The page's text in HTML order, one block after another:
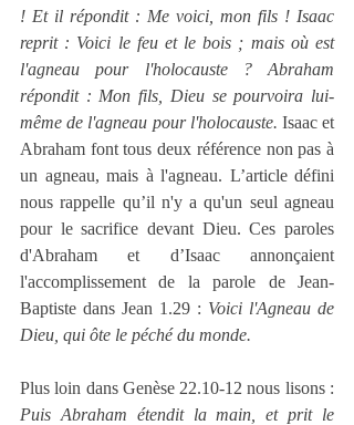
! Et il répondit : Me voici, mon fils ! Isaac
reprit : Voici le feu et le bois ; mais où est
l'agneau pour l'holocauste ? Abraham
répondit : Mon fils, Dieu se pourvoira lui-
même de l'agneau pour l'holocauste. Isaac et
Abraham font tous deux référence non pas à
un agneau, mais à l'agneau. L’article défini
nous rappelle qu’il n'y a qu'un seul agneau
pour le sacrifice devant Dieu. Ces paroles
d'Abraham et d’Isaac annonçaient
l'accomplissement de la parole de Jean-
Baptiste dans Jean 1.29 : Voici l'Agneau de
Dieu, qui ôte le péché du monde.
Puis Abraham étendit la main, et prit le